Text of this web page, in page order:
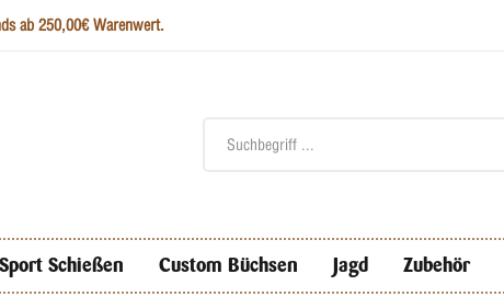
ab 250,00€ Warenwert.
Sport Schießen Custom Büchsen Jagd Zubehör